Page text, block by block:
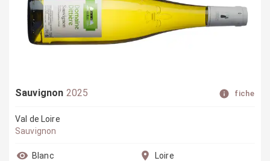
Sauvignon 2025 fiche
Val de Loire
Sauvignon
Blanc
Loire